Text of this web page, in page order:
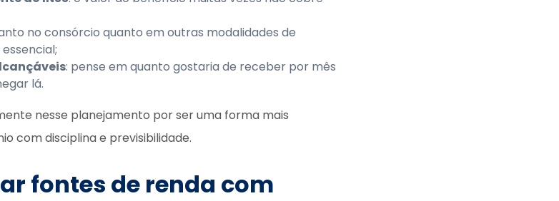
no consórcio quanto em outras modalidades de
: pense em quanto gostaria de receber por mês
lá.
nesse planejamento por ser uma forma mais
com disciplina e previsibilidade.
fontes de renda com